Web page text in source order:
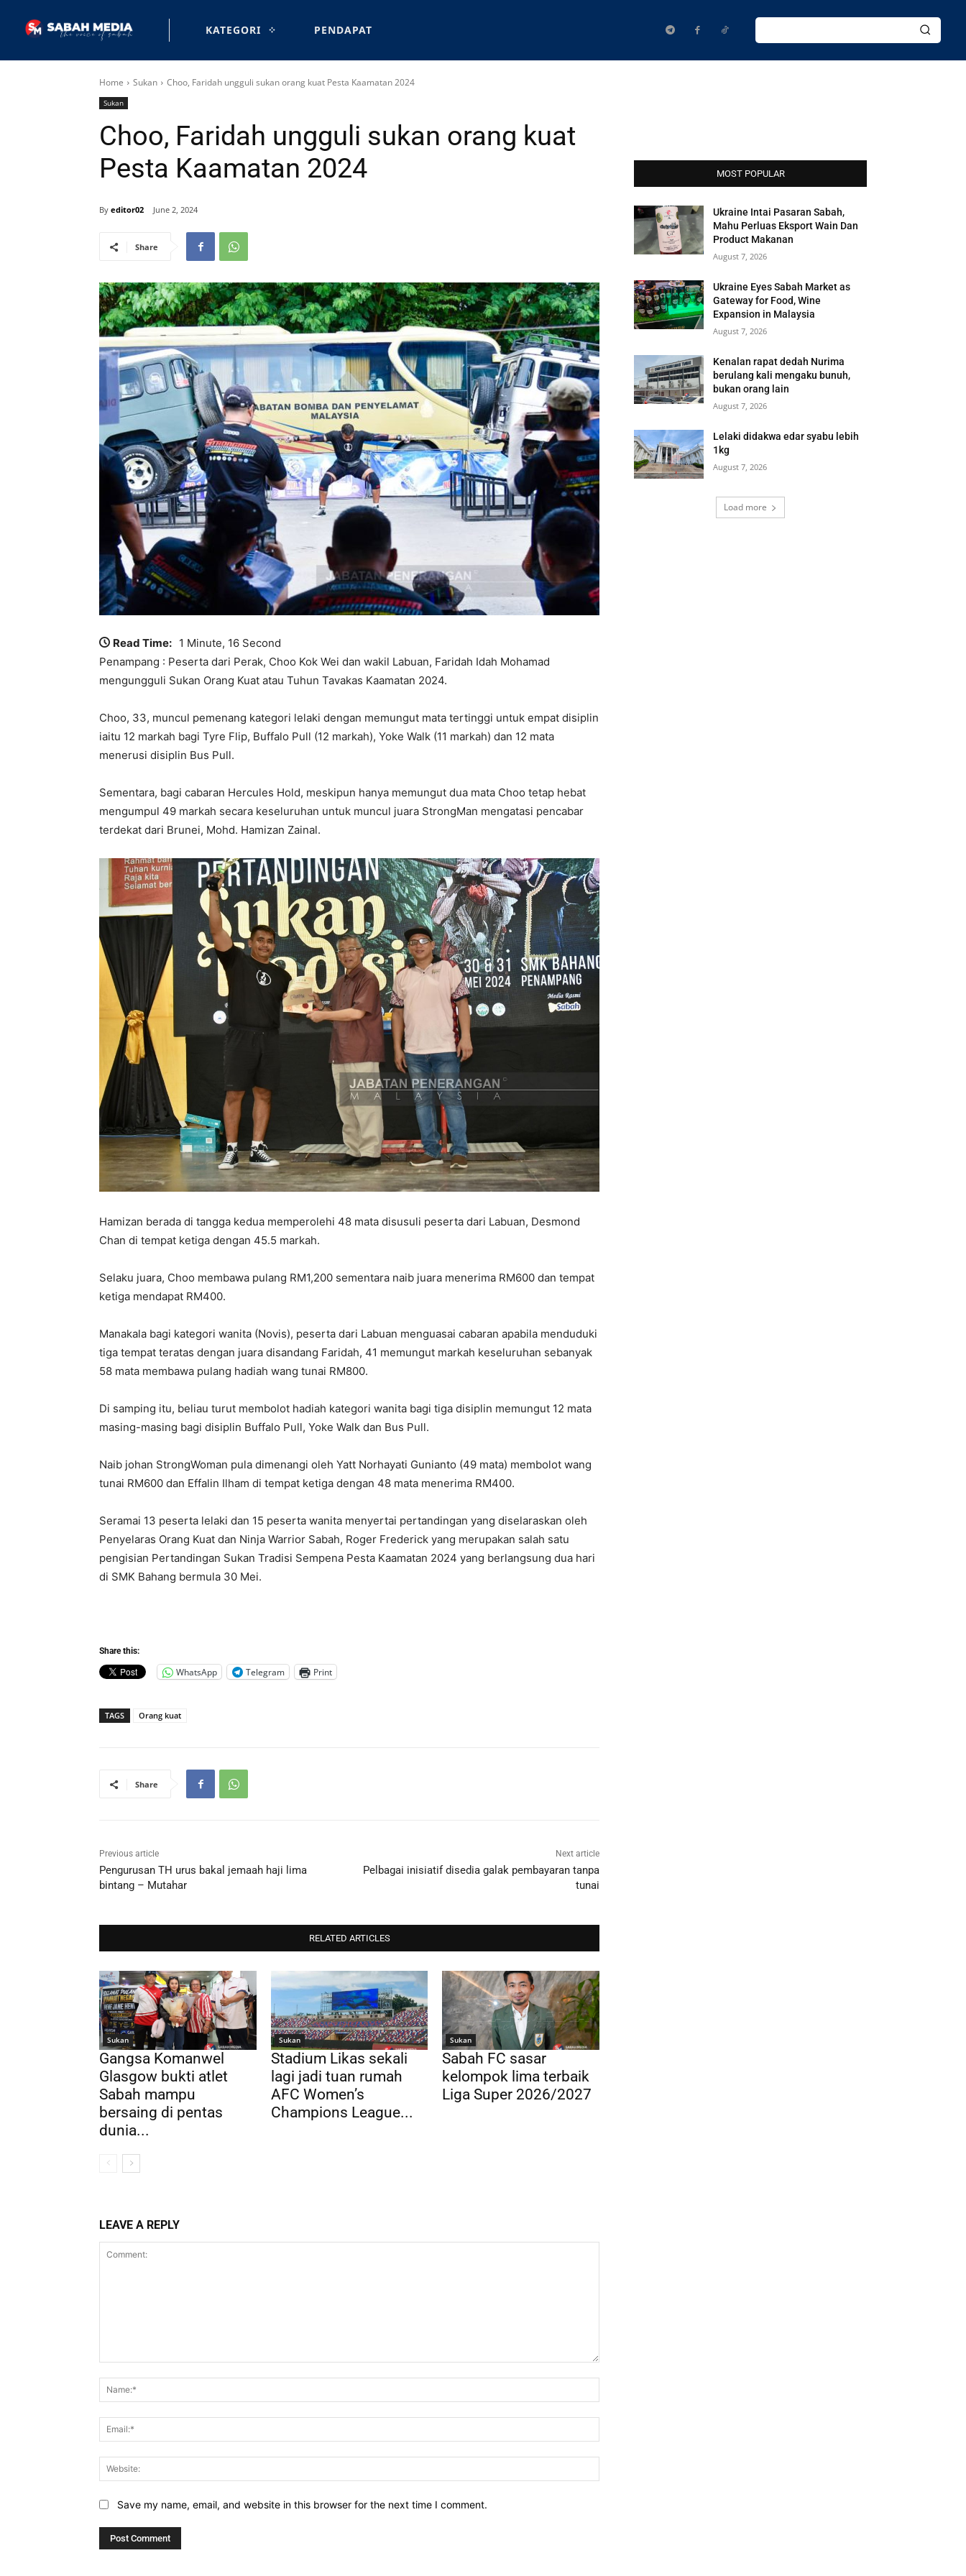
KATEGORI PENDAPAT
Home Sukan Choo, Faridah ungguli sukan orang kuat Pesta Kaamatan 2024
Sukan
Choo, Faridah ungguli sukan orang kuat
Pesta Kaamatan 2024
By editor02 June 2, 2024
Share
Read Time: 1 Minute, 16 Second
Penampang : Peserta dari Perak, Choo Kok Wei dan wakil Labuan, Faridah Idah Mohamad
mengungguli Sukan Orang Kuat atau Tuhun Tavakas Kaamatan 2024.
Choo, 33, muncul pemenang kategori lelaki dengan memungut mata tertinggi untuk empat disiplin
iaitu 12 markah bagi Tyre Flip, Buffalo Pull (12 markah), Yoke Walk (11 markah) dan 12 mata
menerusi disiplin Bus Pull.
Sementara, bagi cabaran Hercules Hold, meskipun hanya memungut dua mata Choo tetap hebat
mengumpul 49 markah secara keseluruhan untuk muncul juara StrongMan mengatasi pencabar
terdekat dari Brunei, Mohd. Hamizan Zainal.
Hamizan berada di tangga kedua memperolehi 48 mata disusuli peserta dari Labuan, Desmond
Chan di tempat ketiga dengan 45.5 markah.
Selaku juara, Choo membawa pulang RM1,200 sementara naib juara menerima RM600 dan tempat
ketiga mendapat RM400.
Manakala bagi kategori wanita (Novis), peserta dari Labuan menguasai cabaran apabila menduduki
tiga tempat teratas dengan juara disandang Faridah, 41 memungut markah keseluruhan sebanyak
58 mata membawa pulang hadiah wang tunai RM800.
Di samping itu, beliau turut membolot hadiah kategori wanita bagi tiga disiplin memungut 12 mata
masing-masing bagi disiplin Buffalo Pull, Yoke Walk dan Bus Pull.
Naib johan StrongWoman pula dimenangi oleh Yatt Norhayati Gunianto (49 mata) membolot wang
tunai RM600 dan Effalin Ilham di tempat ketiga dengan 48 mata menerima RM400.
Seramai 13 peserta lelaki dan 15 peserta wanita menyertai pertandingan yang diselaraskan oleh
Penyelaras Orang Kuat dan Ninja Warrior Sabah, Roger Frederick yang merupakan salah satu
pengisian Pertandingan Sukan Tradisi Sempena Pesta Kaamatan 2024 yang berlangsung dua hari
di SMK Bahang bermula 30 Mei.
Share this:
WhatsApp Telegram Print
TAGS Orang kuat
Share
Previous article
Pengurusan TH urus bakal jemaah haji lima
bintang – Mutahar
Next article
Pelbagai inisiatif disedia galak pembayaran tanpa
tunai
RELATED ARTICLES
Sukan
Gangsa Komanwel
Glasgow bukti atlet
Sabah mampu
bersaing di pentas
dunia...
Sukan
Stadium Likas sekali
lagi jadi tuan rumah
AFC Women’s
Champions League...
Sukan
Sabah FC sasar
kelompok lima terbaik
Liga Super 2026/2027
LEAVE A REPLY
Save my name, email, and website in this browser for the next time I comment.
MOST POPULAR
Ukraine Intai Pasaran Sabah,
Mahu Perluas Eksport Wain Dan
Product Makanan
August 7, 2026
Ukraine Eyes Sabah Market as
Gateway for Food, Wine
Expansion in Malaysia
August 7, 2026
Kenalan rapat dedah Nurima
berulang kali mengaku bunuh,
bukan orang lain
August 7, 2026
Lelaki didakwa edar syabu lebih
1kg
August 7, 2026
Load more